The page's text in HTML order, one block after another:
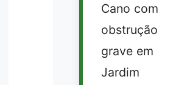
Cano com
obstrução
grave em
Jardim